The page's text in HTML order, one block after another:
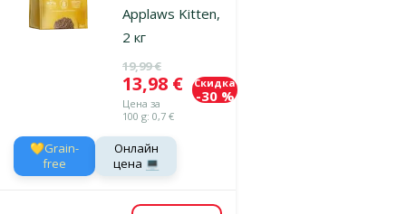
Applaws Kitten,
2 кг
Исходная цена
19,99 €
Цена
13,98 €
Цена за
100 g: 0,7 €
Скидка
-30 %
💛Grain-
free
Онлайн
цена 💻